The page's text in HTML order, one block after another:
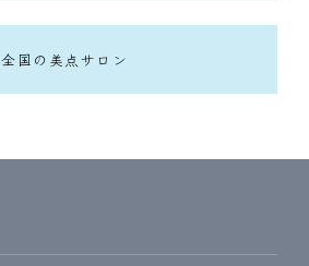
全国の美点サロン